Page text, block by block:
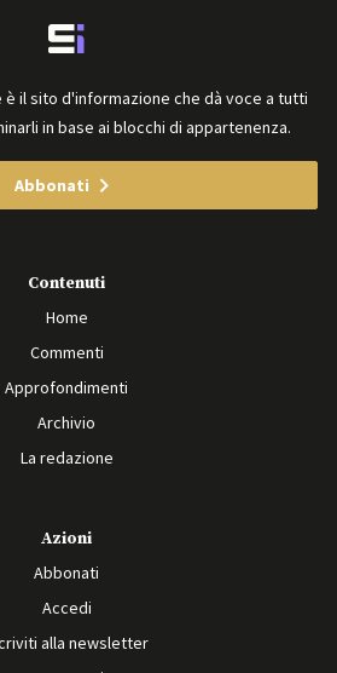
è il sito d'informazione che dà voce a tutti
in base ai blocchi di appartenenza.
Abbonati
Contenuti
Home
Commenti
Approfondimenti
Archivio
La redazione
Azioni
Abbonati
Accedi
alla newsletter